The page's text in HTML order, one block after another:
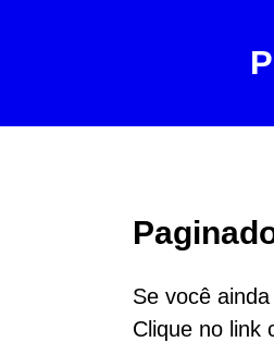
Se você
Clique no link